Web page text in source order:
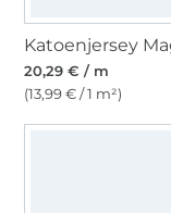
20,29 € / m
(13,99 € / 1 m²)